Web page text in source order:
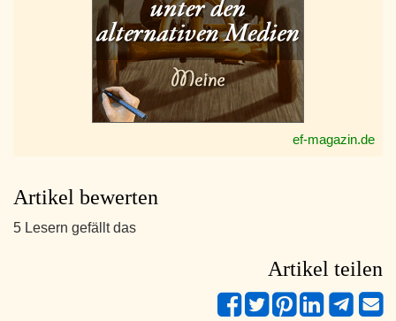
ef-magazin.de
Artikel bewerten
5 Lesern gefällt das
Artikel teilen